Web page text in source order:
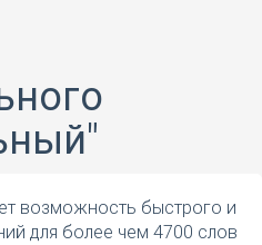
возможность быстрого и
для более чем 4700 слов